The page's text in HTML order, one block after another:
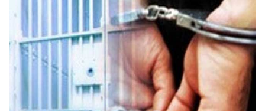
КАМЕРЫ
КОНКУРСЫ
СТАТЬИ
ГОЛОСОВАНИЯ
ПРЕДЛОЖИТЬ НОВОСТЬ